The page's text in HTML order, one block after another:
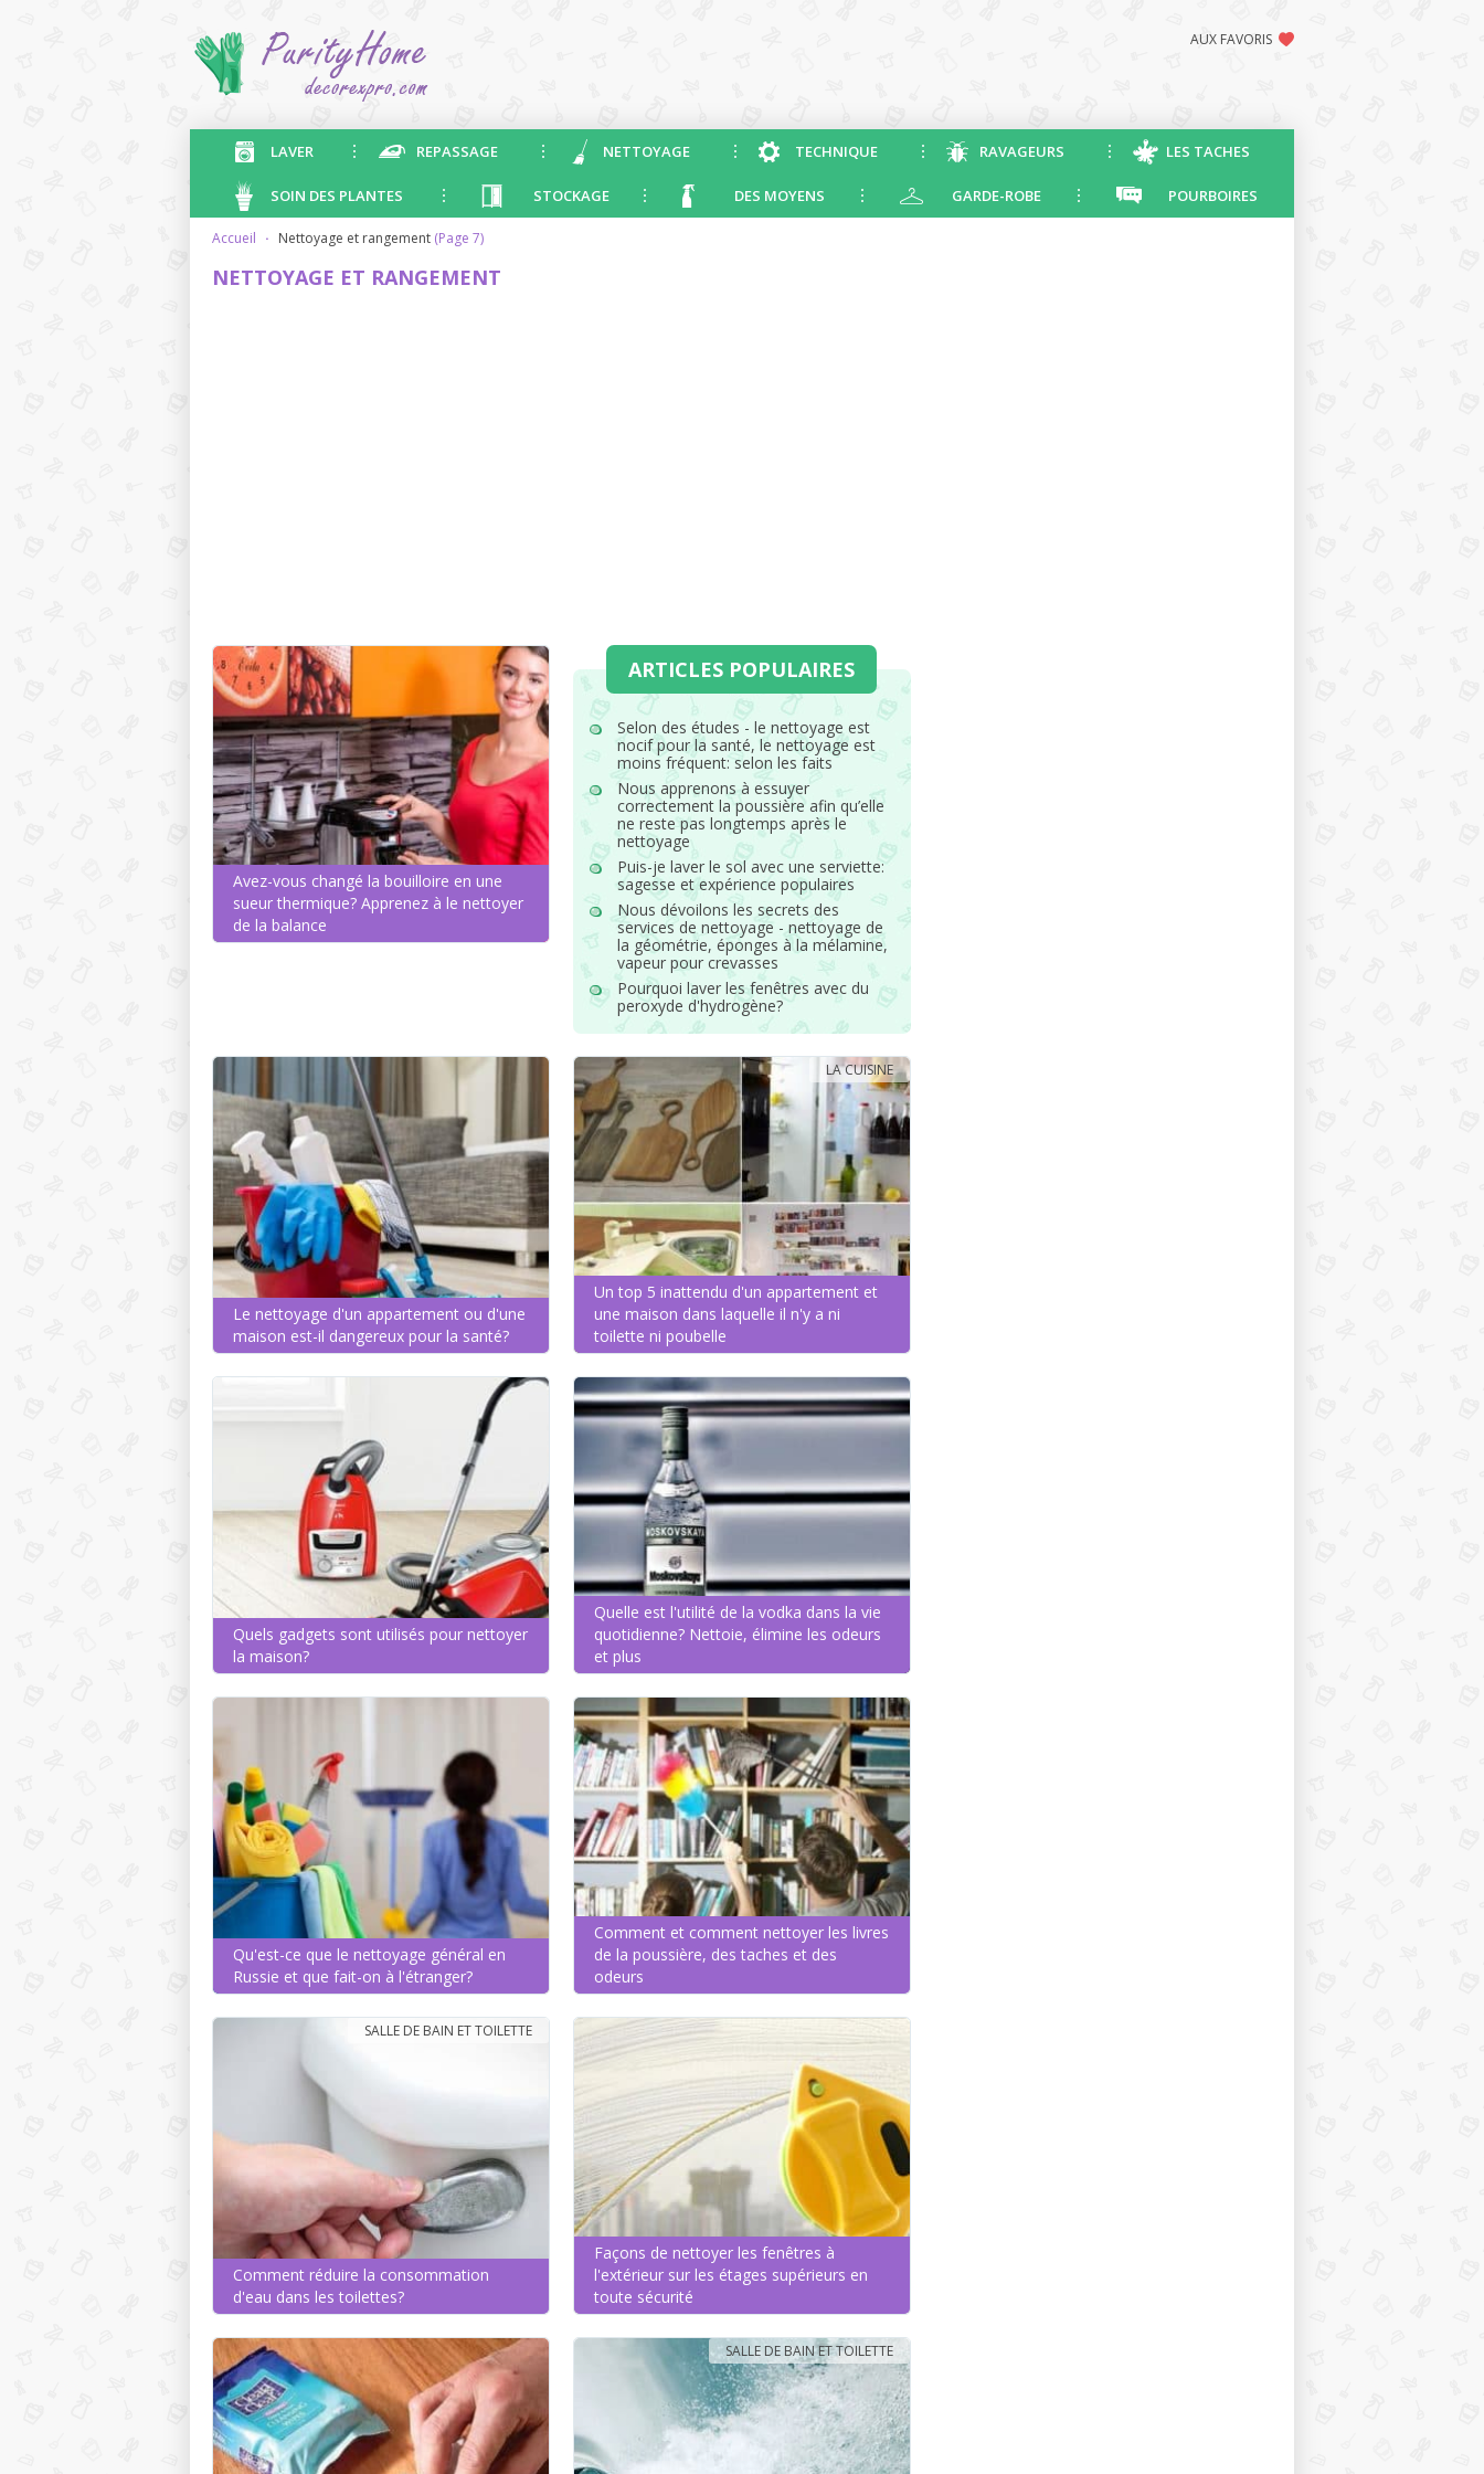
AUX FAVORIS
LAVER REPASSAGE NETTOYAGE TECHNIQUE RAVAGEURS LES TACHES
SOIN DES PLANTES STOCKAGE DES MOYENS GARDE-ROBE POURBOIRES
accueil · nettoyage et rangement (Page 7)
NETTOYAGE ET RANGEMENT
ARTICLES POPULAIRES
Selon des études - le nettoyage est
nocif pour la santé, le nettoyage est
moins fréquent: selon les faits
Nous apprenons à essuyer
correctement la poussière afin qu’elle
ne reste pas longtemps après le
nettoyage
Puis-je laver le sol avec une serviette:
sagesse et expérience populaires
Nous dévoilons les secrets des
services de nettoyage - nettoyage de
la géométrie, éponges à la mélamine,
vapeur pour crevasses
Pourquoi laver les fenêtres avec du
peroxyde d'hydrogène?
Avez-vous changé la bouilloire en une
sueur thermique? Apprenez à le nettoyer
de la balance
Le nettoyage d'un appartement ou d'une
maison est-il dangereux pour la santé?
Un top 5 inattendu d'un appartement et
une maison dans laquelle il n'y a ni
toilette ni poubelle
LA CUISINE
Quels gadgets sont utilisés pour nettoyer
la maison?
Quelle est l'utilité de la vodka dans la vie
quotidienne? Nettoie, élimine les odeurs
et plus
Qu'est-ce que le nettoyage général en
Russie et que fait-on à l'étranger?
Comment et comment nettoyer les livres
de la poussière, des taches et des
odeurs
Comment réduire la consommation
d'eau dans les toilettes?
SALLE DE BAIN ET TOILETTE
Façons de nettoyer les fenêtres à
l'extérieur sur les étages supérieurs en
toute sécurité
SALLE DE BAIN ET TOILETTE